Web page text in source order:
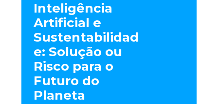
Inteligência
Artificial e
Sustentabilidad
e: Solução ou
Risco para o
Futuro do
Planeta